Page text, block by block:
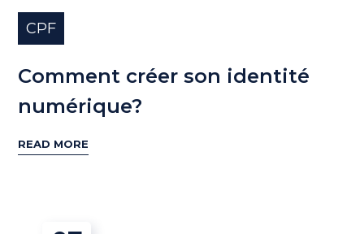
CPF
Comment créer son identité
numérique?
READ MORE